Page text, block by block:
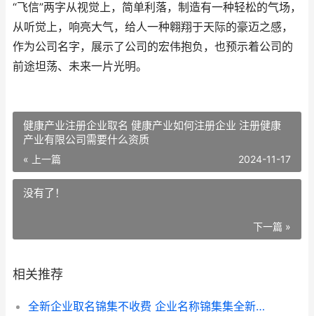
“飞信”两字从视觉上，简单利落，制造有一种轻松的气场，
从听觉上，响亮大气，给人一种翱翔于天际的豪迈之感，
作为公司名字，展示了公司的宏伟抱负，也预示着公司的
前途坦荡、未来一片光明。
健康产业注册企业取名 健康产业如何注册企业 注册健康
产业有限公司需要什么资质
« 上一篇 2024-11-17
没有了！
下一篇 »
相关推荐
全新企业取名锦集不收费 企业名称锦集集全新不收费 锦字企业名称大全